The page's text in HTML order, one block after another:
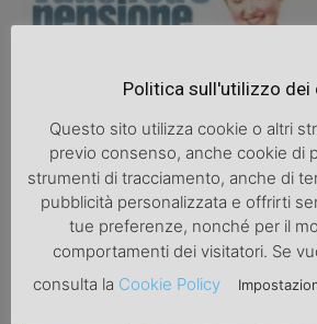
Previdenza: arriva il
SpazioDonna
Politica sull'utilizzo dei
Questo sito utilizza cookie o altri
previo consenso, anche cookie di
strumenti di tracciamento, anche di
pubblicità personalizzata e offrirti
tue preferenze, nonché per il
comportamenti dei visitatori. Se
consulta la Cookie Policy